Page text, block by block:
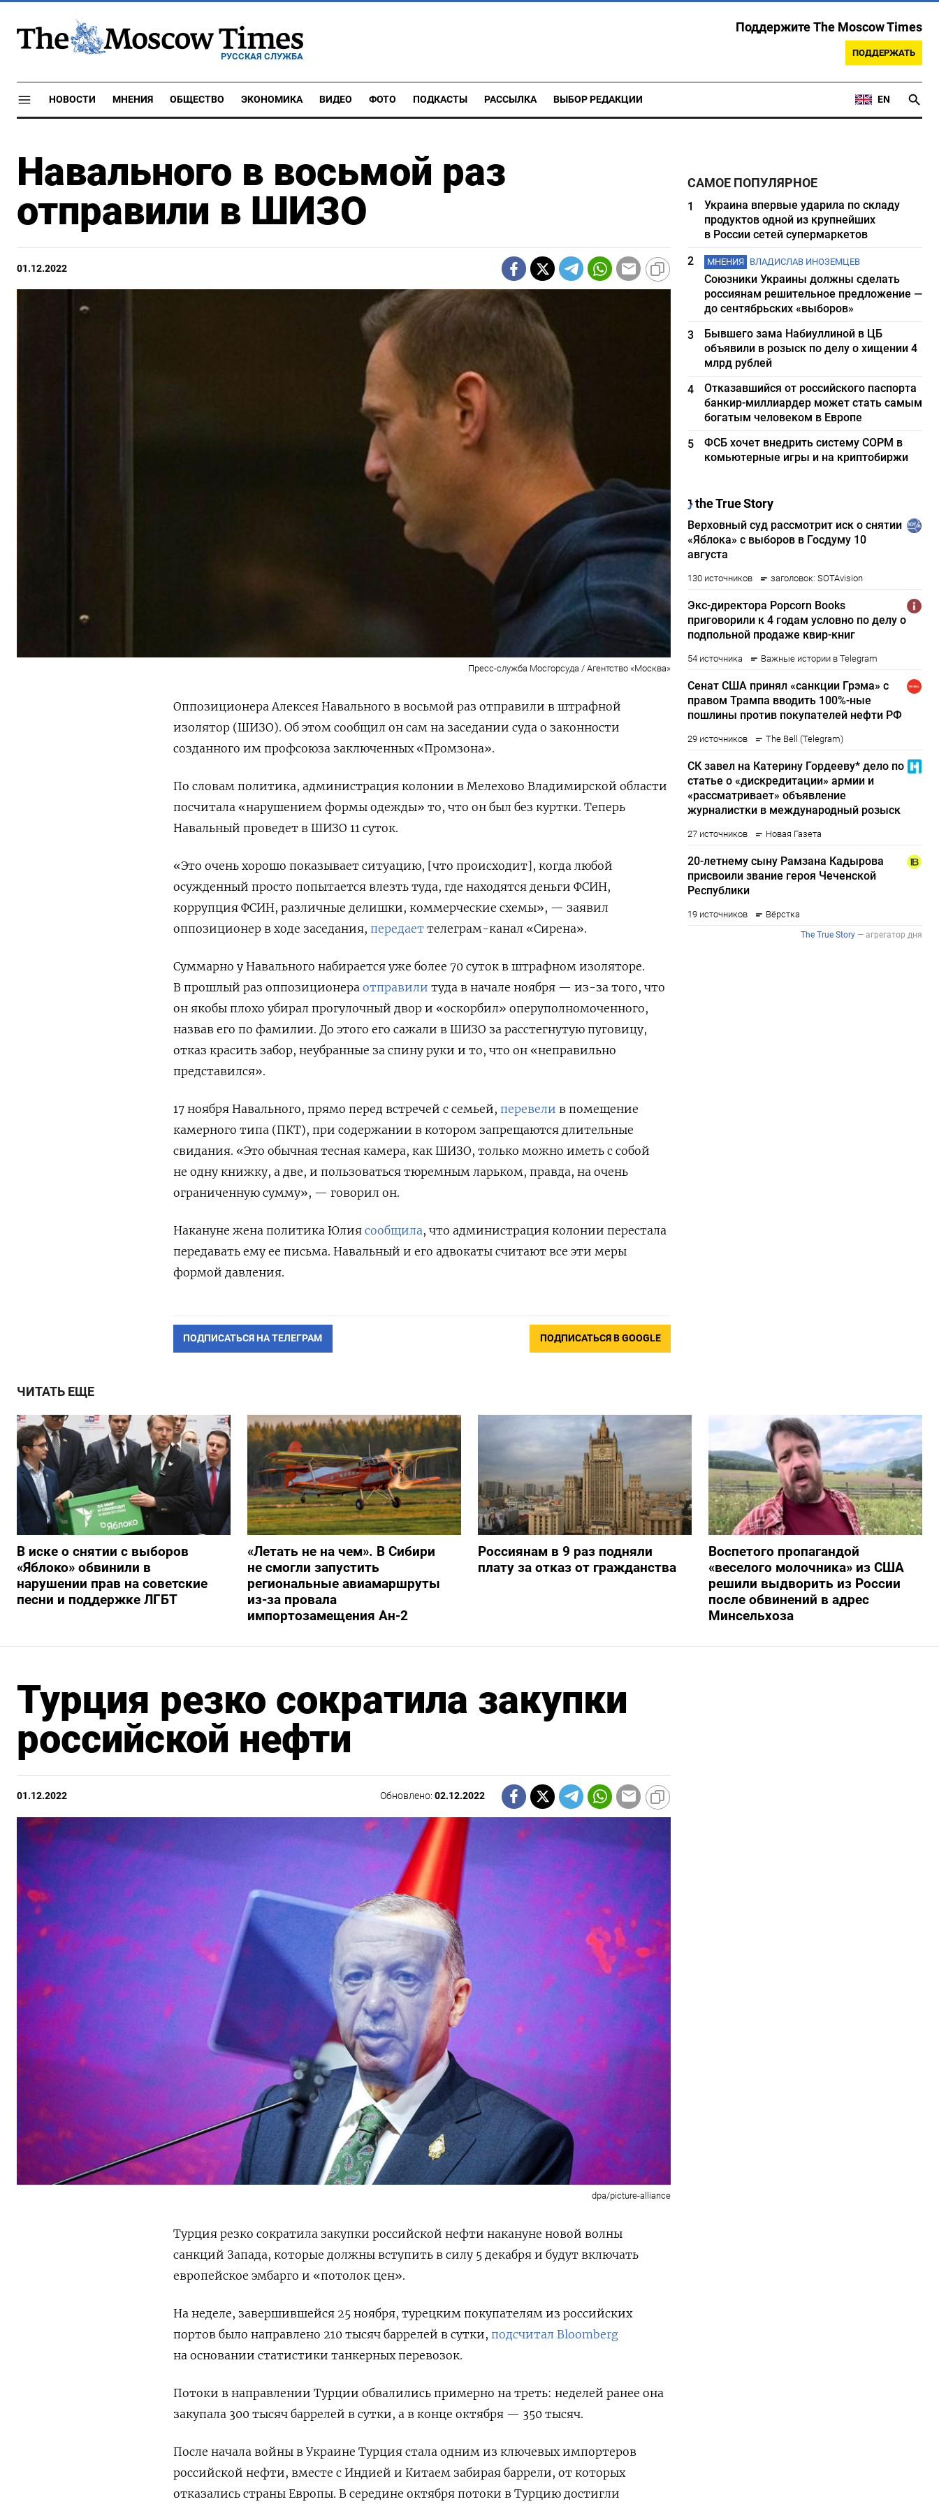
РУССКАЯ СЛУЖБА
Поддержите The Moscow Times
ПОДДЕРЖАТЬ
НОВОСТИ МНЕНИЯ ОБЩЕСТВО ЭКОНОМИКА ВИДЕО ФОТО ПОДКАСТЫ РАССЫЛКА ВЫБОР РЕДАКЦИИ EN
Навального в восьмой раз
отправили в ШИЗО
01.12.2022
Пресс-служба Мосгорсуда / Агентство «Москва»
Оппозиционера Алексея Навального в восьмой раз отправили в штрафной
изолятор (ШИЗО). Об этом сообщил он сам на заседании суда о законности
созданного им профсоюза заключенных «Промзона».
По словам политика, администрация колонии в Мелехово Владимирской области
посчитала «нарушением формы одежды» то, что он был без куртки. Теперь
Навальный проведет в ШИЗО 11 суток.
«Это очень хорошо показывает ситуацию, [что происходит], когда любой
осужденный просто попытается влезть туда, где находятся деньги ФСИН,
коррупция ФСИН, различные делишки, коммерческие схемы», — заявил
оппозиционер в ходе заседания, передает телеграм-канал «Сирена».
Суммарно у Навального набирается уже более 70 суток в штрафном изоляторе.
В прошлый раз оппозиционера отправили туда в начале ноября — из-за того, что
он якобы плохо убирал прогулочный двор и «оскорбил» оперуполномоченного,
назвав его по фамилии. До этого его сажали в ШИЗО за расстегнутую пуговицу,
отказ красить забор, неубранные за спину руки и то, что он «неправильно
представился».
17 ноября Навального, прямо перед встречей с семьей, перевели в помещение
камерного типа (ПКТ), при содержании в котором запрещаются длительные
свидания. «Это обычная тесная камера, как ШИЗО, только можно иметь с собой
не одну книжку, а две, и пользоваться тюремным ларьком, правда, на очень
ограниченную сумму», — говорил он.
Накануне жена политика Юлия сообщила, что администрация колонии перестала
передавать ему ее письма. Навальный и его адвокаты считают все эти меры
формой давления.
ПОДПИСАТЬСЯ НА ТЕЛЕГРАМ ПОДПИСАТЬСЯ В GOOGLE
САМОЕ ПОПУЛЯРНОЕ
1
Украина впервые ударила по складу
продуктов одной из крупнейших
в России сетей супермаркетов
2
МНЕНИЯ ВЛАДИСЛАВ ИНОЗЕМЦЕВ
Союзники Украины должны сделать
россиянам решительное предложение —
до сентябрьских «выборов»
3
Бывшего зама Набиуллиной в ЦБ
объявили в розыск по делу о хищении 4
млрд рублей
4
Отказавшийся от российского паспорта
банкир-миллиардер может стать самым
богатым человеком в Европе
5
ФСБ хочет внедрить систему СОРМ в
комьютерные игры и на криптобиржи
ЧИТАТЬ ЕЩЕ
В иске о снятии с выборов
«Яблоко» обвинили в
нарушении прав на советские
песни и поддержке ЛГБТ
«Летать не на чем». В Сибири
не смогли запустить
региональные авиамаршруты
из-за провала
импортозамещения Ан-2
Россиянам в 9 раз подняли
плату за отказ от гражданства
Воспетого пропагандой
«веселого молочника» из США
решили выдворить из России
после обвинений в адрес
Минсельхоза
Турция резко сократила закупки
российской нефти
01.12.2022 Обновлено:02.12.2022
dpa/picture-alliance
Турция резко сократила закупки российской нефти накануне новой волны
санкций Запада, которые должны вступить в силу 5 декабря и будут включать
европейское эмбарго и «потолок цен».
На неделе, завершившейся 25 ноября, турецким покупателям из российских
портов было направлено 210 тысяч баррелей в сутки, подсчитал Bloomberg
на основании статистики танкерных перевозок.
Потоки в направлении Турции обвалились примерно на треть: неделей ранее она
закупала 300 тысяч баррелей в сутки, а в конце октября — 350 тысяч.
После начала войны в Украине Турция стала одним из ключевых импортеров
российской нефти, вместе с Индией и Китаем забирая баррели, от которых
отказались страны Европы. В середине октября потоки в Турцию достигли